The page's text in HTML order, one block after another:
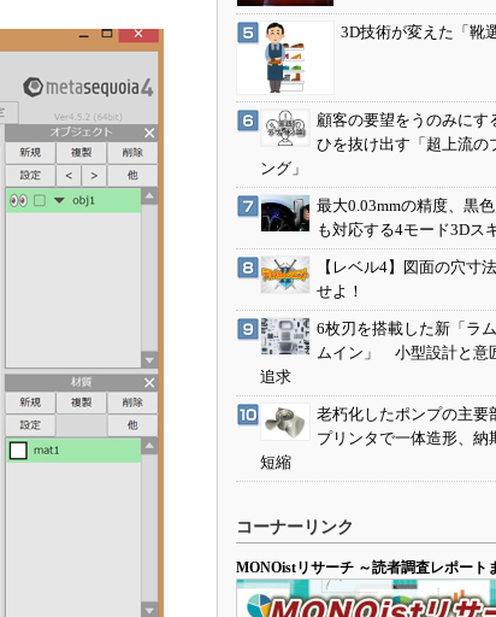
タ
ン
開発
応
3D技術が変えた「靴
顧客の要望をうのみに
ひを抜け出す「超上流の
ング」
最大0.03mmの精度、黒
も対応する4モード3Dス
【レベル4】図面の穴寸
せよ！
6枚刃を搭載した新「ラ
ムイン」 小型設計と意
追求
老朽化したポンプの主要
プリンタで一体造形、納
短縮
コーナーリンク
MONOistリサーチ ～読者調査レポート